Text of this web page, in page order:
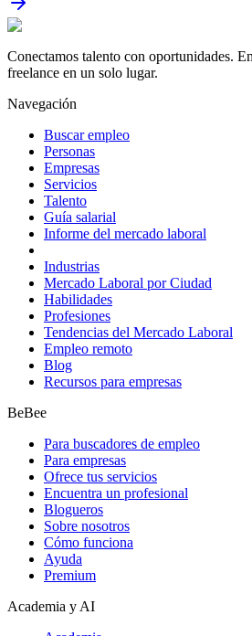
Conectamos talento con oportunidades.
freelance en un solo lugar.
Navegación
Buscar empleo
Personas
Empresas
Servicios
Talento
Guía salarial
Informe del mercado laboral
Industrias
Mercado Laboral por Ciudad
Habilidades
Profesiones
Tendencias del Mercado Laboral
Empleo remoto
Blog
Recursos para empresas
BeBee
Para buscadores de empleo
Para empresas
Ofrece tus servicios
Encuentra un profesional
Blogueros
Sobre nosotros
Cómo funciona
Ayuda
Premium
Academia y AI